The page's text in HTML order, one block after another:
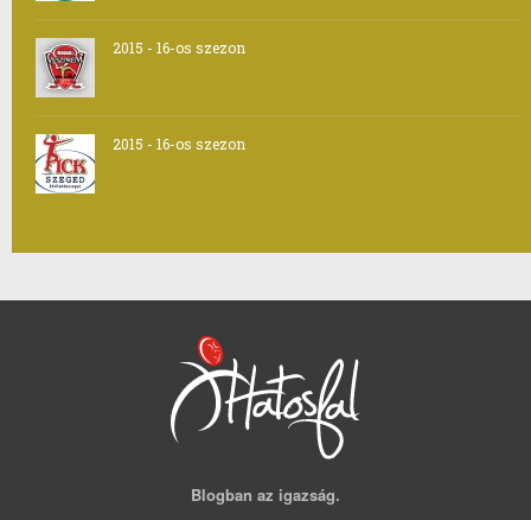
2015 - 16-os szezon
2015 - 16-os szezon
Blogban az igazság.